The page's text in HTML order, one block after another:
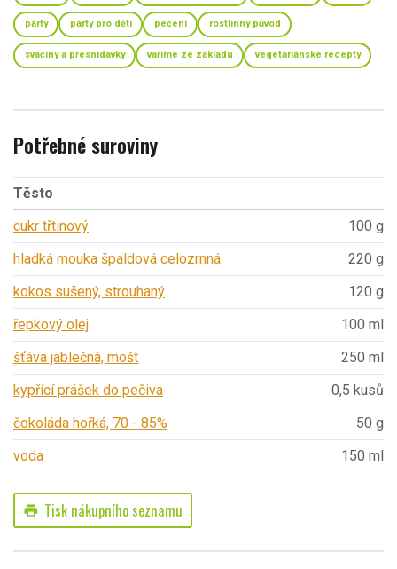
párty párty pro děti pečení rostlinný původ
svačiny a přesnídávky vaříme ze základu vegetariánské recepty
Potřebné suroviny
Těsto
cukr třtinový
100 g
hladká mouka špaldová celozrnná
220 g
kokos sušený, strouhaný
120 g
řepkový olej
100 ml
šťáva jablečná, mošt
250 ml
kypřící prášek do pečiva
0,5 kusů
čokoláda hořká, 70 - 85%
50 g
voda
150 ml
print Tisk nákupního seznamu